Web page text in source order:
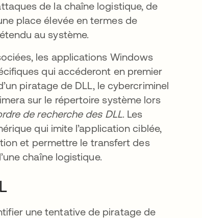
de la chaîne logistique, de
place élevée en termes de
au système.
les applications Windows
qui accéderont en premier
piratage de DLL, le cybercriminel
sur le répertoire système lors
de recherche des DLL. Les
qui imite l’application ciblée,
et permettre le transfert des
chaîne logistique.
une tentative de piratage de